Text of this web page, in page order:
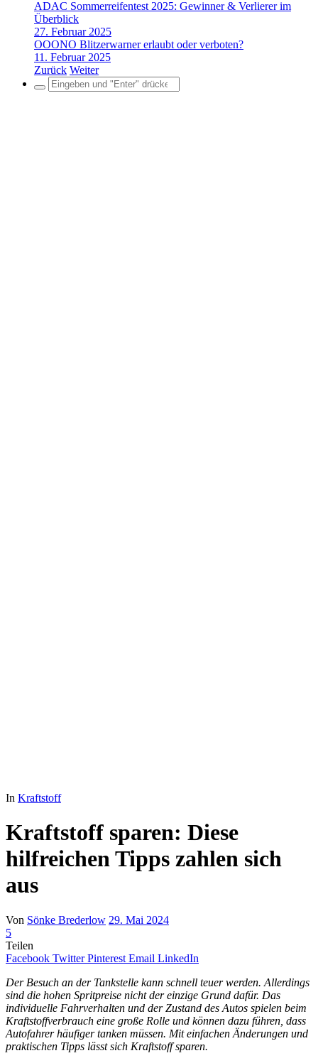
ADAC Sommerreifentest 2025: Gewinner & Verlierer im
Überblick
27. Februar 2025
OOONO Blitzerwarner erlaubt oder verboten?
11. Februar 2025
Zurück Weiter
Search
for:
In Kraftstoff
Kraftstoff sparen: Diese
hilfreichen Tipps zahlen sich
aus
Von Sönke Brederlow 29. Mai 2024
5
Teilen
Facebook Twitter Pinterest Email LinkedIn
Der Besuch an der Tankstelle kann schnell teuer werden. Allerdings
sind die hohen Spritpreise nicht der einzige Grund dafür. Das
individuelle Fahrverhalten und der Zustand des Autos spielen beim
Kraftstoffverbrauch eine große Rolle und können dazu führen, dass
Autofahrer häufiger tanken müssen. Mit einfachen Änderungen und
praktischen Tipps lässt sich Kraftstoff sparen.